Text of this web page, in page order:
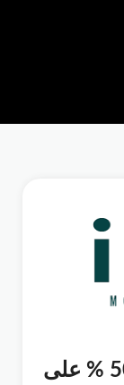
كود خصم ايزل | وفر حتى 50 % على